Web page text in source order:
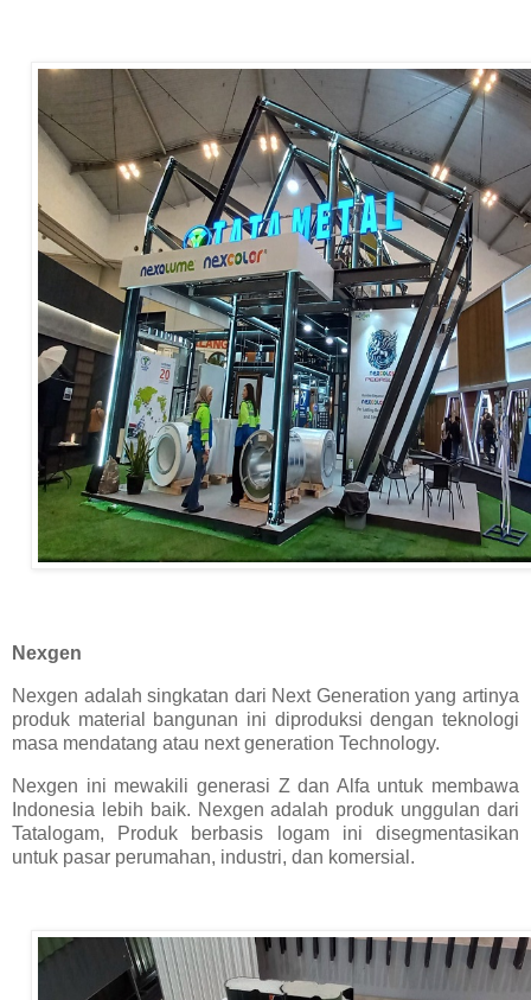
Nexgen
Nexgen adalah singkatan dari Next Generation yang artinya
produk material bangunan ini diproduksi dengan teknologi
masa mendatang atau next generation Technology.
Nexgen ini mewakili generasi Z dan Alfa untuk membawa
Indonesia lebih baik. Nexgen adalah produk unggulan dari
Tatalogam, Produk berbasis logam ini disegmentasikan
untuk pasar perumahan, industri, dan komersial.